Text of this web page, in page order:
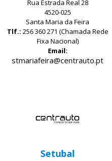
Rua Estrada Real 28
4520-025
Santa Maria da Feira
Tlf.: 256 360 271 (Chamada Rede
Fixa Nacional)
Email:
stmariafeira@centrauto.pt
Setubal